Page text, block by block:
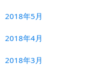
2018年5月
2018年4月
2018年3月